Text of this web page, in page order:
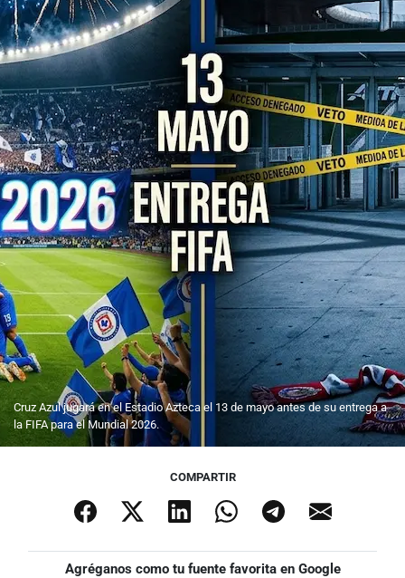
Cruz Azul jugará en el Estadio Azteca el 13 de mayo antes de su entrega a
la FIFA para el Mundial 2026.
COMPARTIR
Agréganos como tu fuente favorita en Google